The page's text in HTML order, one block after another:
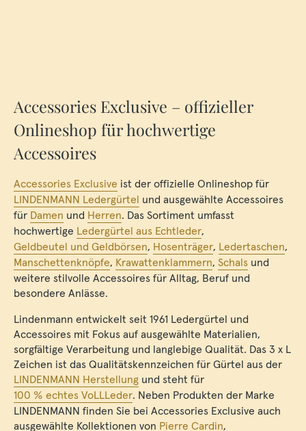
Accessories Exclusive – offizieller
Onlineshop für hochwertige
Accessoires
Accessories Exclusive ist der offizielle Onlineshop für
LINDENMANN Ledergürtel und ausgewählte Accessoires
für Damen und Herren. Das Sortiment umfasst
hochwertige Ledergürtel aus Echtleder,
Geldbeutel und Geldbörsen, Hosenträger, Ledertaschen,
Manschettenknöpfe, Krawattenklammern, Schals und
weitere stilvolle Accessoires für Alltag, Beruf und
besondere Anlässe.
Lindenmann entwickelt seit 1961 Ledergürtel und
Accessoires mit Fokus auf ausgewählte Materialien,
sorgfältige Verarbeitung und langlebige Qualität. Das 3 x L
Zeichen ist das Qualitätskennzeichen für Gürtel aus der
LINDENMANN Herstellung und steht für
100 % echtes VoLLLeder. Neben Produkten der Marke
LINDENMANN finden Sie bei Accessories Exclusive auch
ausgewählte Kollektionen von Pierre Cardin,